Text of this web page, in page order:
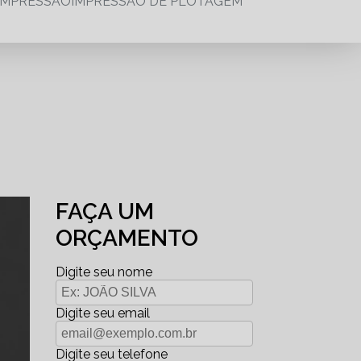
FAÇA UM
ORÇAMENTO
Digite seu nome
Digite seu email
Digite seu telefone